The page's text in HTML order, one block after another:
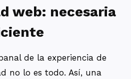
web: necesaria
de la experiencia de
no lo es todo. Así, una